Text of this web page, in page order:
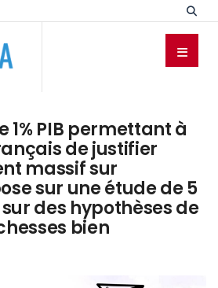
1% PIB permettant à
de justifier
massif sur
sur une étude de 5
des hypothèses de
bien